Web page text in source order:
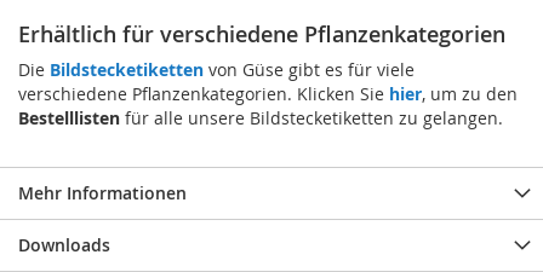
Erhältlich für verschiedene Pflanzenkategorien
Die Bildstecketiketten von Güse gibt es für viele
verschiedene Pflanzenkategorien. Klicken Sie hier, um zu den
Bestelllisten für alle unsere Bildstecketiketten zu gelangen.
Mehr Informationen
Downloads